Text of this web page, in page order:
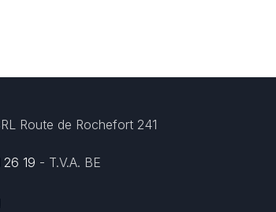
Route de Rochefort 241
19 - T.V.A. BE